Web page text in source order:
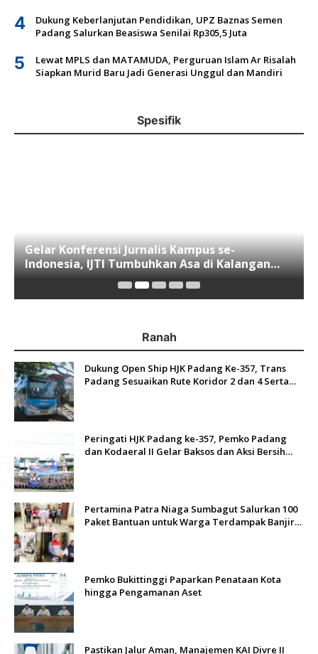
4
Dukung Keberlanjutan Pendidikan, UPZ Baznas Semen
Padang Salurkan Beasiswa Senilai Rp305,5 Juta
5
Lewat MPLS dan MATAMUDA, Perguruan Islam Ar Risalah
Siapkan Murid Baru Jadi Generasi Unggul dan Mandiri
Spesifik
Gelar Konferensi Jurnalis Kampus se-
Indonesia, IJTI Tumbuhkan Asa di Kalangan
Jurnalis Muda di Era Disruspi Digital
Ranah
Dukung Open Ship HJK Padang Ke-357, Trans
Padang Sesuaikan Rute Koridor 2 dan 4 Serta
Peringati HJK Padang ke-357, Pemko Padang
dan Kodaeral II Gelar Baksos dan Aksi Bersih
Pertamina Patra Niaga Sumbagut Salurkan 100
Paket Bantuan untuk Warga Terdampak Banjir
Pemko Bukittinggi Paparkan Penataan Kota
hingga Pengamanan Aset
Pastikan Jalur Aman, Manajemen KAI Divre II